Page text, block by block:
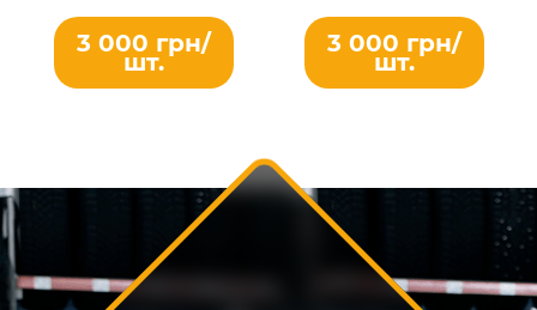
3 000 грн/
шт.
3 000 грн/
шт.